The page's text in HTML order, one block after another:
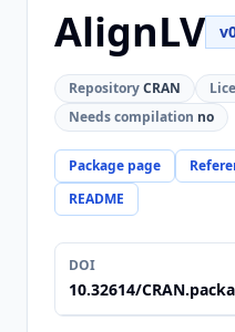
AlignLV
RepositoryCRAN
Needs compilation no
Package page
README
DOI
10.32614/